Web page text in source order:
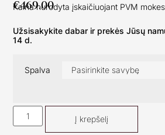
€469.00
Kaina nurodyta įskaičiuojant PVM
Užsisakykite dabar ir prekės Jūsų
14 d.
Spalva
Į krepšelį